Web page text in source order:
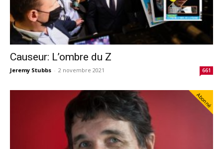
Causeur: L’ombre du Z
Jeremy Stubbs - 2 novembre 2021 661
Abonné